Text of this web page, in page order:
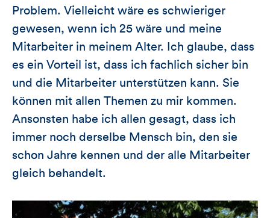
Problem. Vielleicht wäre es schwieriger
gewesen, wenn ich 25 wäre und meine
Mitarbeiter in meinem Alter. Ich glaube, dass
es ein Vorteil ist, dass ich fachlich sicher bin
und die Mitarbeiter unterstützen kann. Sie
können mit allen Themen zu mir kommen.
Ansonsten habe ich allen gesagt, dass ich
immer noch derselbe Mensch bin, den sie
schon Jahre kennen und der alle Mitarbeiter
gleich behandelt.